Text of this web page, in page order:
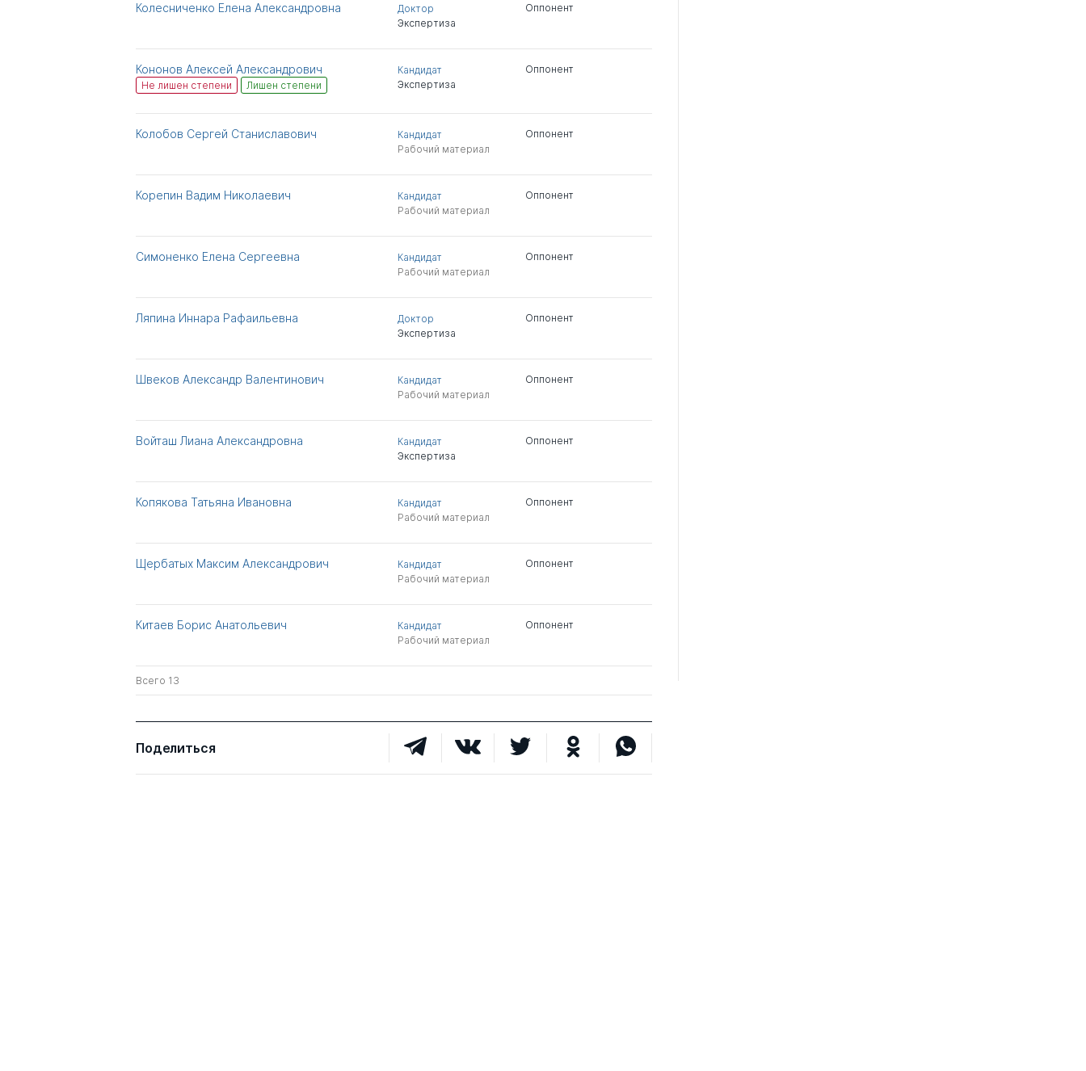
Колесниченко Елена Александровна
Доктор
Экспертиза
Оппонент
Кононов Алексей Александрович
Не лишен степени Лишен степени
Кандидат
Экспертиза
Оппонент
Колобов Сергей Станиславович
Кандидат
Рабочий материал
Оппонент
Корепин Вадим Николаевич
Кандидат
Рабочий материал
Оппонент
Симоненко Елена Сергеевна
Кандидат
Рабочий материал
Оппонент
Ляпина Иннара Рафаильевна
Доктор
Экспертиза
Оппонент
Швеков Александр Валентинович
Кандидат
Рабочий материал
Оппонент
Войташ Лиана Александровна
Кандидат
Экспертиза
Оппонент
Копякова Татьяна Ивановна
Кандидат
Рабочий материал
Оппонент
Щербатых Максим Александрович
Кандидат
Рабочий материал
Оппонент
Китаев Борис Анатольевич
Кандидат
Рабочий материал
Оппонент
Всего 13
Поделиться